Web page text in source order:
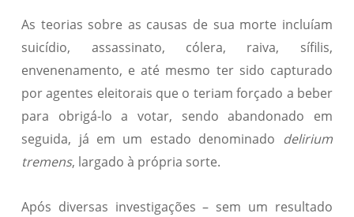
As teorias sobre as causas de sua morte incluíam
suicídio, assassinato, cólera, raiva, sífilis,
envenenamento, e até mesmo ter sido capturado
por agentes eleitorais que o teriam forçado a beber
para obrigá-lo a votar, sendo abandonado em
seguida, já em um estado denominado delirium
tremens, largado à própria sorte.
Após diversas investigações – sem um resultado